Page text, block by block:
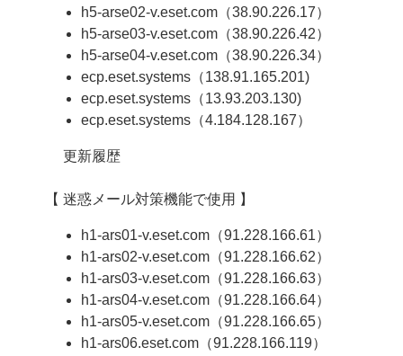
h5-arse02-v.eset.com（38.90.226.17）
h5-arse03-v.eset.com（38.90.226.42）
h5-arse04-v.eset.com（38.90.226.34）
ecp.eset.systems（138.91.165.201)
ecp.eset.systems（13.93.203.130)
ecp.eset.systems（4.184.128.167）
更新履歴
【 迷惑メール対策機能で使用 】
h1-ars01-v.eset.com（91.228.166.61）
h1-ars02-v.eset.com（91.228.166.62）
h1-ars03-v.eset.com（91.228.166.63）
h1-ars04-v.eset.com（91.228.166.64）
h1-ars05-v.eset.com（91.228.166.65）
h1-ars06.eset.com（91.228.166.119）